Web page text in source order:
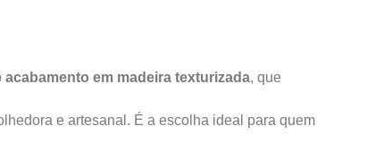
acabamento em madeira texturizada, que
e artesanal. É a escolha ideal para quem